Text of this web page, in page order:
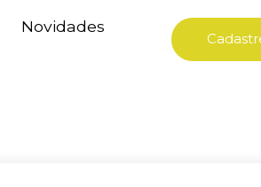
Novidades